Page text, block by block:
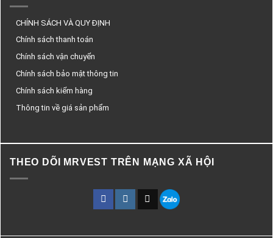
CHÍNH SÁCH VÀ QUY ĐỊNH
Chính sách thanh toán
Chính sách vận chuyển
Chính sách bảo mật thông tin
Chính sách kiểm hàng
Thông tin về giá sản phẩm
THEO DÕI MRVEST TRÊN MẠNG XÃ HỘI